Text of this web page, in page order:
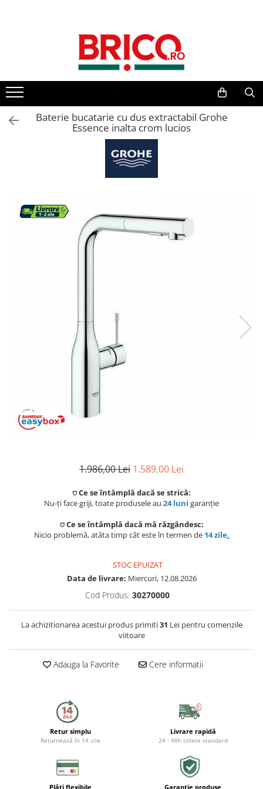
Toate Produsele
Baterii bucatarie
Accesorii baterii
Sisteme de dus
Sisteme de dus incastrate
Brate si palarii dus
Pare, furtunuri si accesorii
Accesorii dus
Toalete
Clapete de actionare
Capace WC
Placi de indreptat parul
Aparate de tuns & ras
Mobilier pentru baie
Baterie bucatarie cu dus extractabil Grohe
Essence inalta crom lucios
1.986,00 Lei 1.589,00 Lei
⛉ Ce se întâmplă dacă se strică:
Nu-ți face griji, toate produsele au 24 luni garanție
⛉ Ce se întâmplă dacă mă răzgândesc:
Nicio problemă, atâta timp cât este în termen de 14 zile.
STOC EPUIZAT
Data de livrare: Miercuri, 12.08.2026
Cod Produs: 30270000
La achizitionarea acestui produs primiti31 Lei pentru comenzile
viitoare
Adauga la Favorite Cere informatii
Retur simplu
Returnează în 14 zile
Livrare rapidă
24 - 48h colete standard
Plăti flexibile Garanție produse